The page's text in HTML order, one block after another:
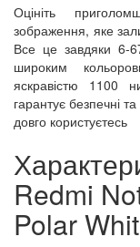
Оцініть
зображення, яке
Все це завдяки 6-
широким
яскравістю 1100
гарантує безпечні
довго користуєтесь
Redmi
Polar